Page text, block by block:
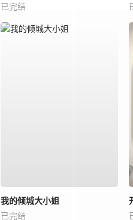
已完结
我的倾城大小姐
已完结